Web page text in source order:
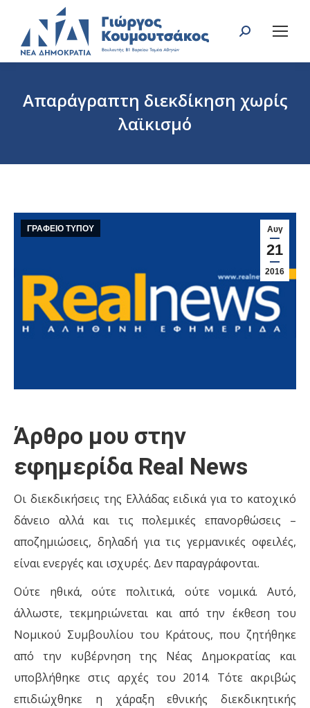
Search:
Απαράγραπτη διεκδίκηση χωρίς
λαϊκισμό
Αυγ
21
2016
ΓΡΑΦΕΙΟ ΤΥΠΟΥ
Άρθρο μου στην
εφημερίδα Real News
Οι διεκδικήσεις της Ελλάδας ειδικά για το κατοχικό
δάνειο αλλά και τις πολεμικές επανορθώσεις –
αποζημιώσεις, δηλαδή για τις γερμανικές οφειλές,
είναι ενεργές και ισχυρές. Δεν παραγράφονται.
Ούτε ηθικά, ούτε πολιτικά, ούτε νομικά. Αυτό,
άλλωστε, τεκμηριώνεται και από την έκθεση του
Νομικού Συμβουλίου του Κράτους, που ζητήθηκε
από την κυβέρνηση της Νέας Δημοκρατίας και
υποβλήθηκε στις αρχές του 2014. Τότε ακριβώς
επιδιώχθηκε η χάραξη εθνικής διεκδικητικής